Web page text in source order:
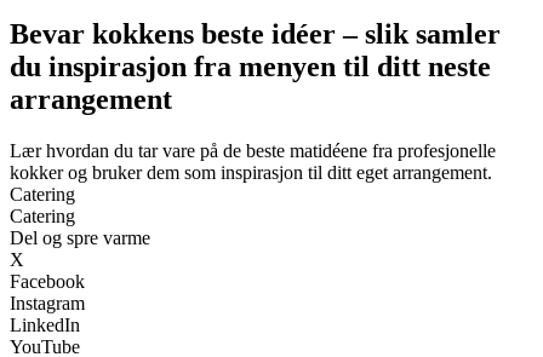
Bevar kokkens beste idéer – slik samler
du inspirasjon fra menyen til ditt neste
arrangement
Lær hvordan du tar vare på de beste matidéene fra profesjonelle
kokker og bruker dem som inspirasjon til ditt eget arrangement.
Catering
Catering
Del og spre varme
X
Facebook
Instagram
LinkedIn
YouTube